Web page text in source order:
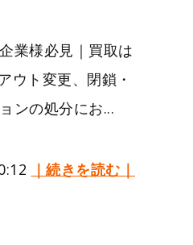
業様必見｜買取は
ト変更、閉鎖・
ンの処分にお...
｜続きを読む｜